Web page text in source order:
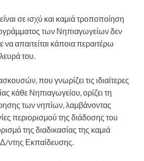
σε ισχύ και καμιά τροποποίηση
των Νηπιαγωγείων δεν
να απαιτείται κάποια περαιτέρω
του.
που γνωρίζει τις ιδιαίτερες
κάθε Νηπιαγωγείου, ορίζει τη
των νηπίων, λαμβάνοντας
περιορισμού της διάδοσης του
της διαδικασίας της καμιά
Δ/ντης Εκπαίδευσης.